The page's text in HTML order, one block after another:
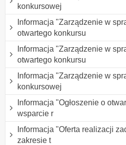
konkursowej
Informacja "Zarządzenie w
otwartego konkursu
Informacja "Zarządzenie w
otwartego konkursu
Informacja "Zarządzenie w
konkursowej
Informacja "Ogłoszenie o
wsparcie r
Informacja "Oferta realizacji
zakresie t